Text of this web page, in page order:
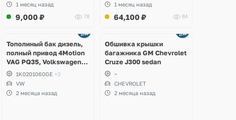
1 месяц назад
9,000 ₽ 78
1 месяц назад
64,100 ₽ 84
Тополиный бак дизель,
полный привод 4Motion
VAG PQ35, Volkswagen
Scirocco, Golf V, VI,
Skoda Yeti, Octavia A5,
Superb, Audi A3, Seat
Altea
1K0201060GE +3
VW
2 месяца назад
Обшивка крышки
багажника GM Chevrolet
Cruze J300 sedan
~
CHEVROLET
2 месяца назад